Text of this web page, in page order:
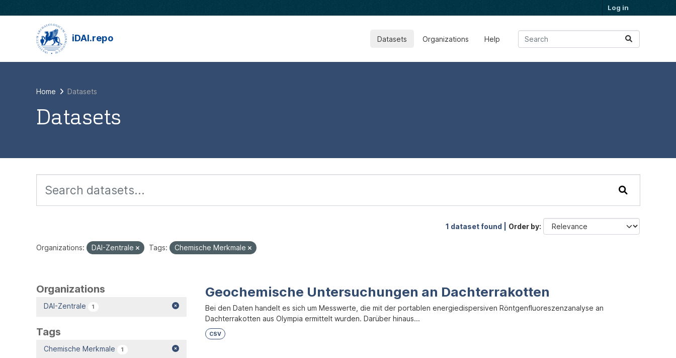
Log in
iDAI.repo Datasets Organizations Help
Home Datasets
Datasets
1 dataset found | Order by
Organizations: DAI-Zentrale Tags: Chemische Merkmale
Organizations
DAI-Zentrale 1
Tags
Chemische Merkmale 1
Geochemische Untersuchungen an Dachterrakotten
Bei den Daten handelt es sich um Messwerte, die mit der portablen energiedispersiven Röntgenfluoreszenzanalyse an
Dachterrakotten aus Olympia ermittelt wurden. Darüber hinaus...
CSV